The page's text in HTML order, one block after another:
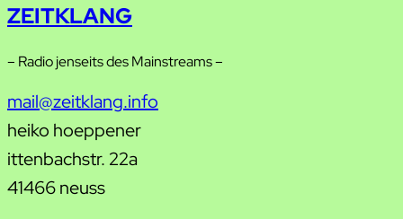
ZEITKLANG
– Radio jenseits des Mainstreams –
mail@zeitklang.info
heiko hoeppener
ittenbachstr. 22a
41466 neuss